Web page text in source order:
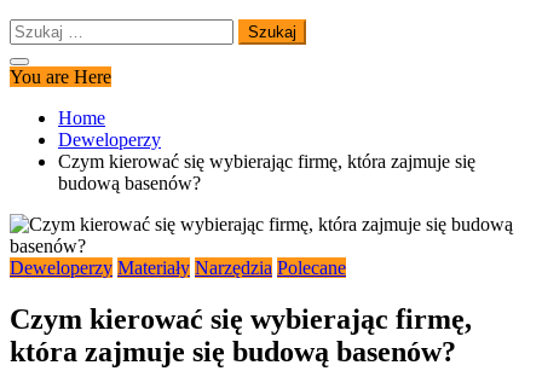
Szukaj:
You are Here
Home
Deweloperzy
Czym kierować się wybierając firmę, która zajmuje się
budową basenów?
Deweloperzy Materiały Narzędzia Polecane
Czym kierować się wybierając firmę,
która zajmuje się budową basenów?